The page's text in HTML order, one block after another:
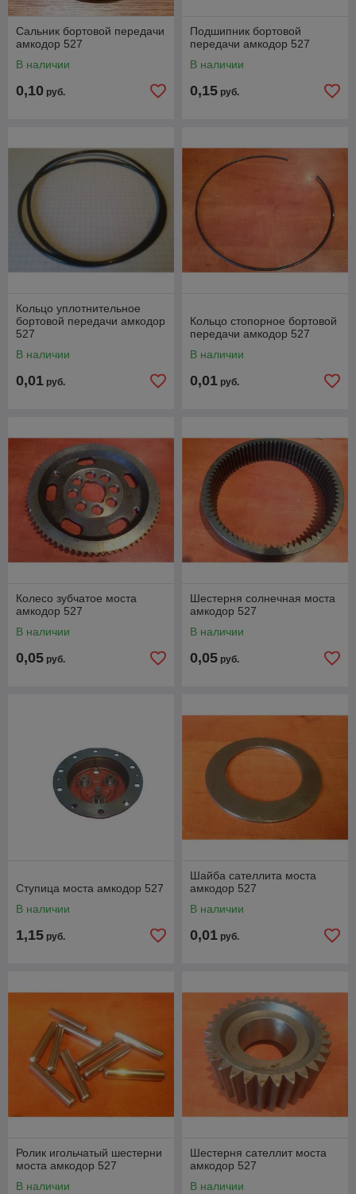
Сальник бортовой передачи
амкодор 527
В наличии
0,10 руб.
Подшипник бортовой
передачи амкодор 527
В наличии
0,15 руб.
Кольцо уплотнительное
бортовой передачи амкодор
527
В наличии
0,01 руб.
Кольцо стопорное бортовой
передачи амкодор 527
В наличии
0,01 руб.
Колесо зубчатое моста
амкодор 527
В наличии
0,05 руб.
Шестерня солнечная моста
амкодор 527
В наличии
0,05 руб.
Ступица моста амкодор 527
В наличии
1,15 руб.
Шайба сателлита моста
амкодор 527
В наличии
0,01 руб.
Ролик игольчатый шестерни
моста амкодор 527
В наличии
Шестерня сателлит моста
амкодор 527
В наличии